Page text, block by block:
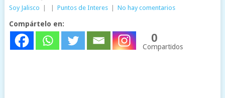
Soy Jalisco Puntos de Interes No hay comentarios
Compártelo en:
0
Compartidos